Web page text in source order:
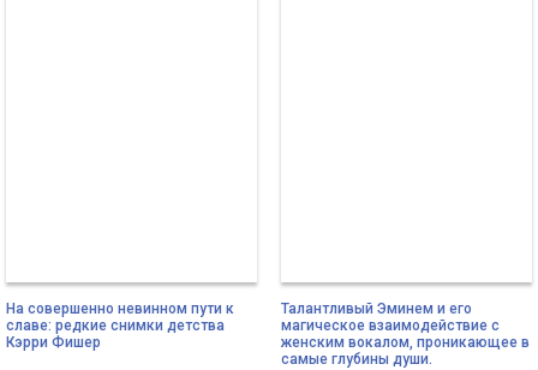
На совершенно невинном пути к
славе: редкие снимки детства
Кэрри Фишер
Талантливый Эминем и его
магическое взаимодействие с
женским вокалом, проникающее в
самые глубины души.